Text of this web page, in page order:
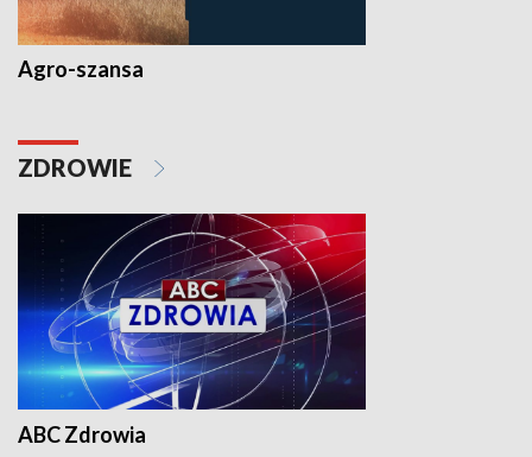
Agro-szansa
ZDROWIE
ABC Zdrowia